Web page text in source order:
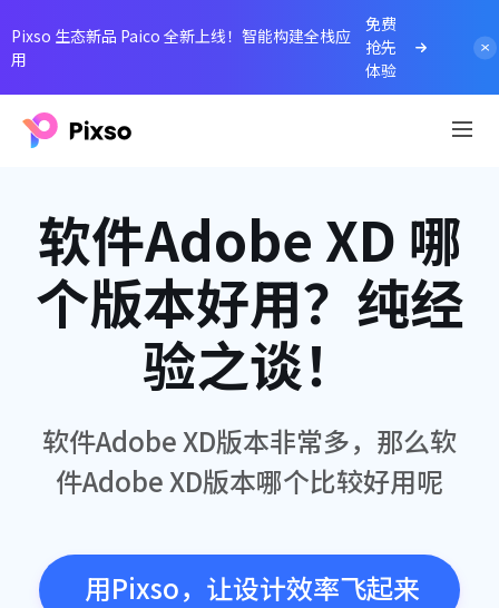
Pixso 生态新品 Paico 全新上线！智能构建全栈应
用
免费
抢先
体验
软件Adobe XD 哪
个版本好用？纯经
验之谈！
软件Adobe XD版本非常多，那么软
件Adobe XD版本哪个比较好用呢
用Pixso，让设计效率飞起来